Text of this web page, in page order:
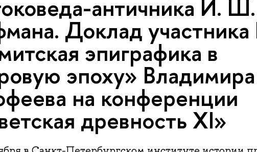
античника И. Ш.
Доклад
эпиграфика в
эпоху» Владимира
на конференции
древность XI»